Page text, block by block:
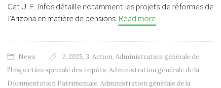
Cet U. F. Infos détaille notamment les projets de réformes de
l’Arizona en matière de pensions. Read more
News 2, 2025, 3, Action, Administration générale de
l'Inspection spéciale des impôts, Administration générale de la
Documentation Patrimoniale, Administration générale de la